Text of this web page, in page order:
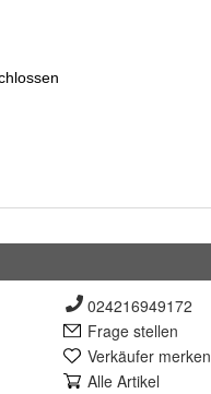
024216949172
Frage stellen
Verkäufer merken
Alle Artikel